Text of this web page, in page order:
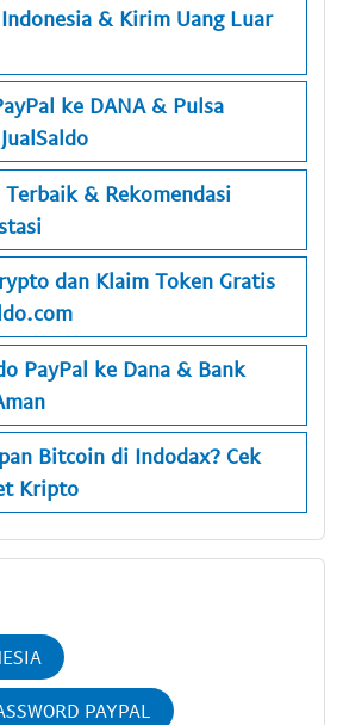
& Kirim Uang Luar
ke DANA & Pulsa
& Rekomendasi
dan Klaim Token Gratis
PayPal ke Dana & Bank
Bitcoin di Indodax? Cek
Kripto
PAYPAL